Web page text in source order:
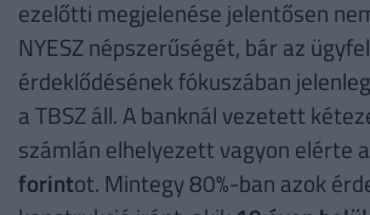
ezelőtti megjelenése jelentősen
NYESZ népszerűségét, bár az
érdeklődésének fókuszában
a TBSZ áll. A banknál vezetett
számlán elhelyezett vagyon elérte a
forintot. Mintegy 80%-ban azok